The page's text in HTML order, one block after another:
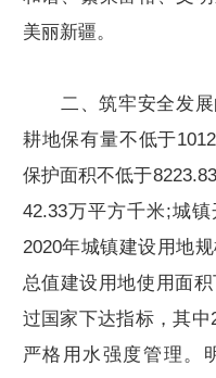
美丽新疆。
二、筑牢安全发展
耕地保有量不低于
保护面积不低于
42.33万平方千米;城
2020年城镇建设用地
总值建设用地使用面
过国家下达指标，其中
严格用水强度管理。